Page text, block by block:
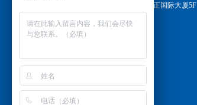
地址：上海市嘉定区墨玉路28号嘉正国际大厦5F
电话：400-822-1558